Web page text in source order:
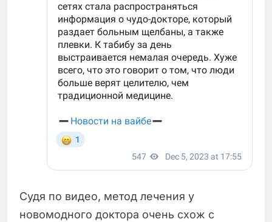
Судя по видео, метод лечения у
новомодного доктора очень схож с